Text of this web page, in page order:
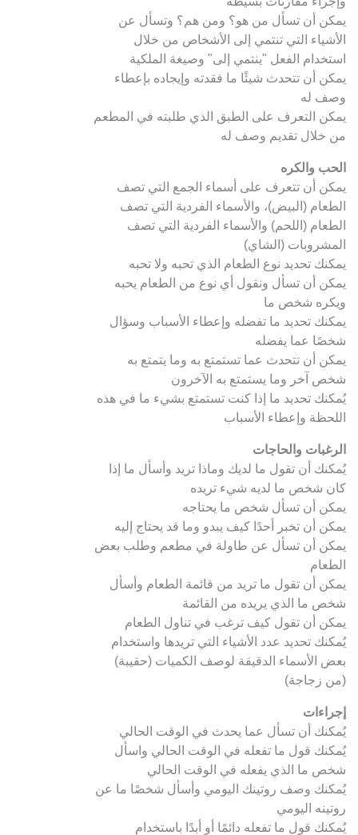
يمكن أن تسأل من هو؟ ومن هم؟ وتسأل عن
الأشياء التي تنتمي إلى الأشخاص من خلال
استخدام الفعل "ينتمي إلى" وصيغة الملكية
يمكن أن تتحدث شيئًا ما فقدته وإيجاده بإعطاء
وصف له
يمكن التعرف على الطبق الذي طلبته في المطعم
من خلال تقديم وصف له
الحب والكره
يمكن أن تتعرف على أسماء الجمع التي تصف
الطعام (البيض)، والأسماء الفردية التي تصف
الطعام (اللحم) والأسماء الفردية التي تصف
المشروبات (الشاي)
يمكنك تحديد نوع الطعام الذي تحبه ولا تحبه
يمكن أن تسأل ونقول أي نوع من الطعام يحبه
ويكره شخص ما
يمكنك تحديد ما تفضله وإعطاء الأسباب وسؤال
شخصًا عما يفضله
يمكن أن تتحدث عما تستمتع به وما يتمتع به
شخص آخر وما يستمتع به الآخرون
يُمكنك تحديد ما إذا كنت تستمتع بشيء ما في هذه
اللحظة وإعطاء الأسباب
الرغبات والحاجات
يُمكنك أن تقول ما لديك وماذا تريد وأسأل ما إذا
كان شخص ما لديه شيء تريده
يمكن أن تسأل شخص ما يحتاجه
يمكن أن تخبر أحدًا كيف يبدو وما قد يحتاج إليه
يمكن أن تسأل عن طاولة في مطعم وطلب بعض
الطعام
يمكن أن تقول ما تريد من قائمة الطعام وأسأل
شخص ما الذي يريده من القائمة
يمكن أن تقول كيف ترغب في تناول الطعام
يُمكنك تحديد عدد الأشياء التي تريدها واستخدام
بعض الأسماء الدقيقة لوصف الكميات (حقيبة)
(من زجاجة)
إجراءات
يُمكنك أن تسأل عما يحدث في الوقت الحالي
يُمكنك قول ما تفعله في الوقت الحالي واسأل
شخص ما الذي يفعله في الوقت الحالي
يُمكنك وصف روتينك اليومي وأسأل شخصًا ما عن
روتينه اليومي
يُمكنك قول ما تفعله دائمًا أو أبدًا باستخدام